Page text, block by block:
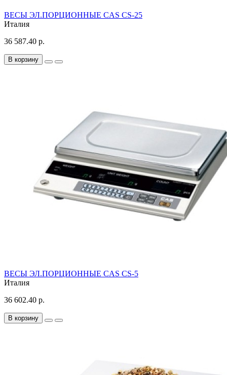
ВЕСЫ ЭЛ.ПОРЦИОННЫЕ CAS CS-25
Италия
36 587.40 р.
В корзину
ВЕСЫ ЭЛ.ПОРЦИОННЫЕ CAS CS-5
Италия
36 602.40 р.
В корзину